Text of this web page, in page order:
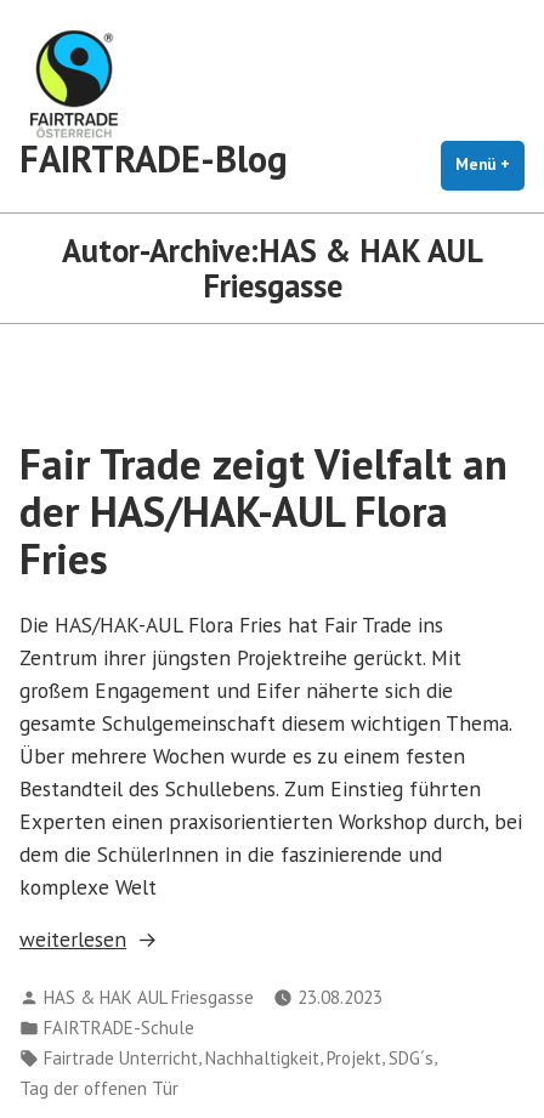
Inhalt
springen
FAIRTRADE-Blog Menü +
Autor-Archive:HAS & HAK AUL
Friesgasse
Fair Trade zeigt Vielfalt an
der HAS/HAK-AUL Flora
Fries
Die HAS/HAK-AUL Flora Fries hat Fair Trade ins
Zentrum ihrer jüngsten Projektreihe gerückt. Mit
großem Engagement und Eifer näherte sich die
gesamte Schulgemeinschaft diesem wichtigen Thema.
Über mehrere Wochen wurde es zu einem festen
Bestandteil des Schullebens. Zum Einstieg führten
Experten einen praxisorientierten Workshop durch, bei
dem die SchülerInnen in die faszinierende und
komplexe Welt
„Fair
zeigt
Vielfalt
an
der
weiterlesen
Verfasst
von
HAS & HAK AUL Friesgasse
23.08.2023
Veröffentlicht
in
FAIRTRADE-Schule
Schlagwörter:
Fairtrade Unterricht,Nachhaltigkeit,Projekt,SDG´s,
Tag der offenen Tür